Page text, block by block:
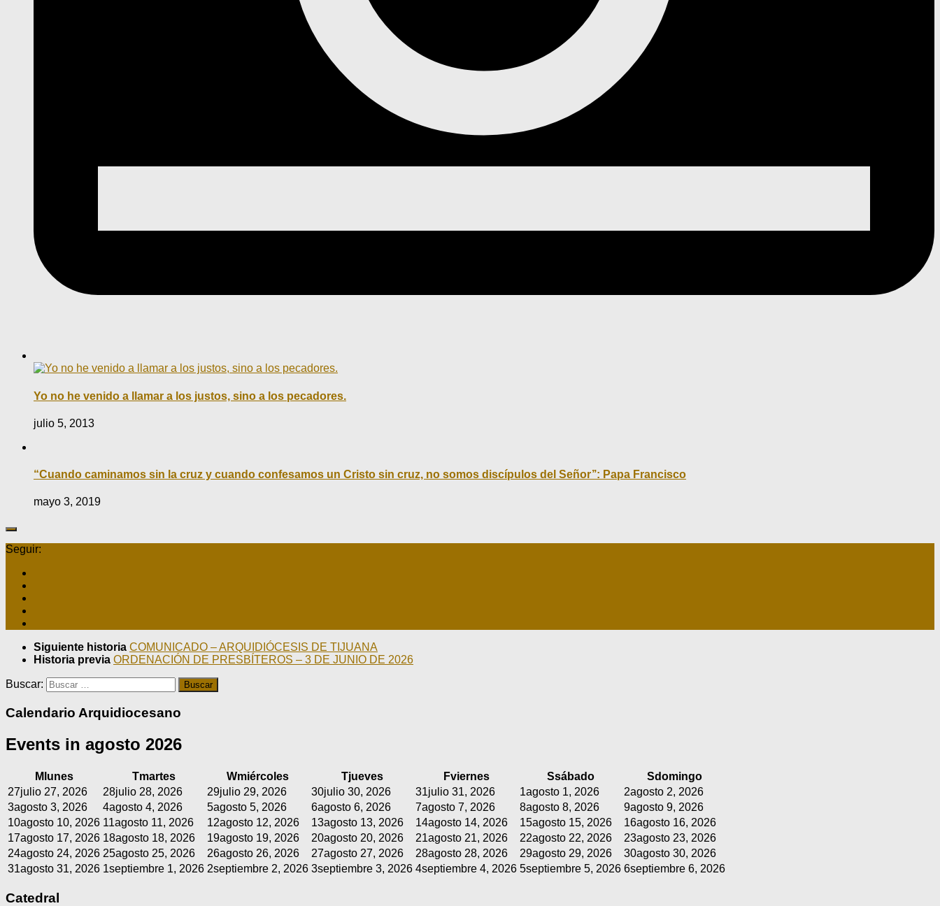
Yo no he venido a llamar a los justos, sino a los pecadores.
julio 5, 2013
“Cuando caminamos sin la cruz y cuando confesamos un Cristo sin cruz, no somos discípulos del Señor’’: Papa Francisco
mayo 3, 2019
Seguir:
Siguiente historia COMUNICADO – ARQUIDIÓCESIS DE TIJUANA
Historia previa ORDENACIÓN DE PRESBÍTEROS – 3 DE JUNIO DE 2026
Buscar:
Calendario Arquidiocesano
Events in agosto 2026
M lunes Tmartes Wmiércoles Tjueves Fviernes Ssábado Sdomingo
27julio 27, 2026 28julio 28, 2026 29julio 29, 2026 30julio 30, 2026 31julio 31, 2026 1agosto 1, 2026 2agosto 2, 2026
3agosto 3, 2026 4agosto 4, 2026 5agosto 5, 2026 6agosto 6, 2026 7agosto 7, 2026 8agosto 8, 2026 9agosto 9, 2026
10agosto 10, 2026 11agosto 11, 2026 12agosto 12, 2026 13agosto 13, 2026 14agosto 14, 2026 15agosto 15, 2026 16agosto 16, 2026
17agosto 17, 2026 18agosto 18, 2026 19agosto 19, 2026 20agosto 20, 2026 21agosto 21, 2026 22agosto 22, 2026 23agosto 23, 2026
24agosto 24, 2026 25agosto 25, 2026 26agosto 26, 2026 27agosto 27, 2026 28agosto 28, 2026 29agosto 29, 2026 30agosto 30, 2026
31agosto 31, 2026 1septiembre 1, 2026 2septiembre 2, 2026 3septiembre 3, 2026 4septiembre 4, 2026 5septiembre 5, 2026 6septiembre 6, 2026
Catedral